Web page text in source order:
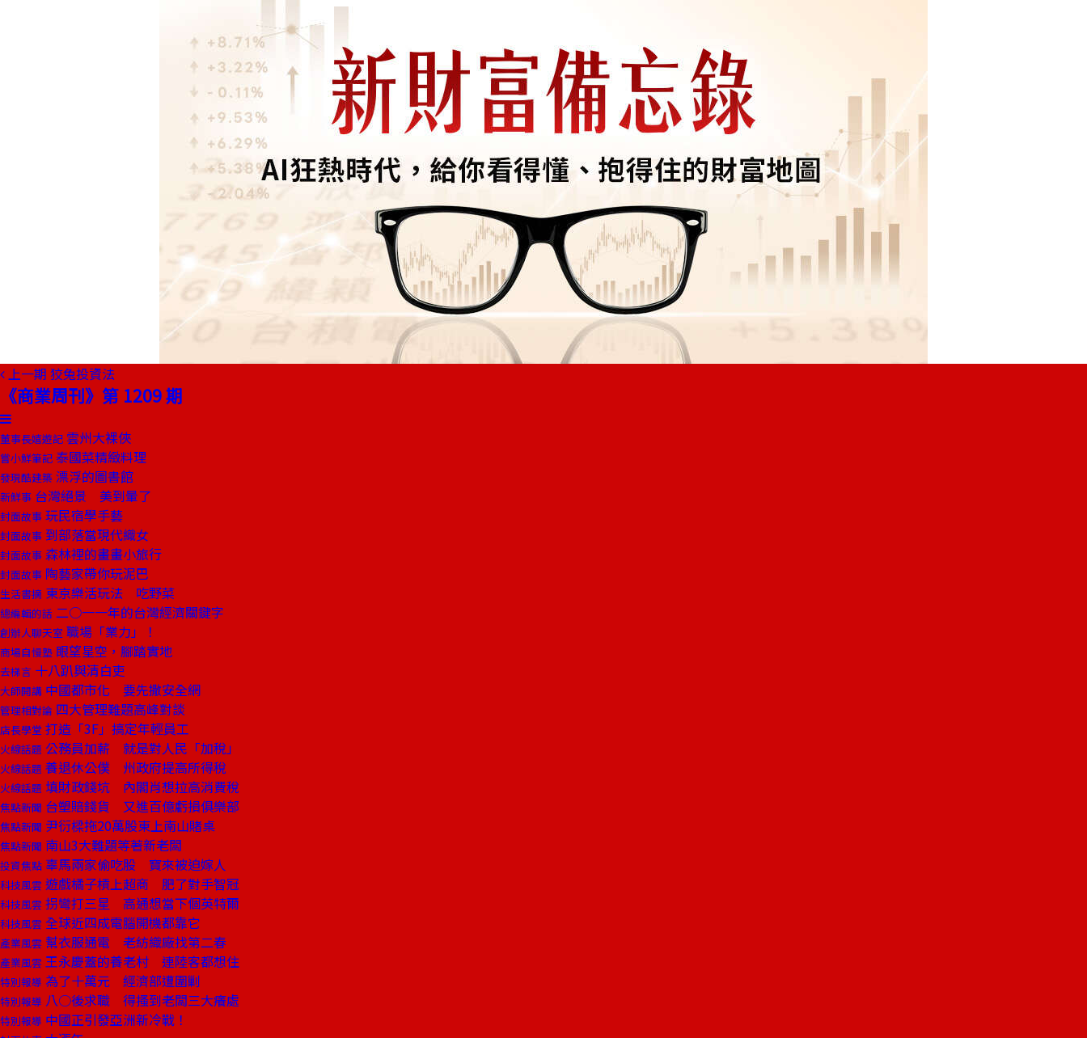
上一期 狡兔投資法
《商業周刊》第 1209 期
董事長嬉遊記 雲州大裸俠
嘗小鮮筆記 泰國菜精緻料理
發現酷建築 漂浮的圖書館
新鮮事 台灣絕景 美到暈了
封面故事 玩民宿學手藝
封面故事 到部落當現代織女
封面故事 森林裡的畫畫小旅行
封面故事 陶藝家帶你玩泥巴
生活書摘 東京樂活玩法 吃野菜
總編輯的話 二○一一年的台灣經濟關鍵字
創辦人聊天室 職場「業力」！
商場自慢塾 眼望星空，腳踏實地
去梯言 十八趴與清白吏
大師開講 中國都市化 要先撒安全網
管理相對論 四大管理難題高峰對談
店長學堂 打造「3F」搞定年輕員工
火線話題 公務員加薪 就是對人民「加稅」
火線話題 養退休公僕 州政府提高所得稅
火線話題 填財政錢坑 內閣肖想拉高消費稅
焦點新聞 台塑賠錢貨 又進百億虧損俱樂部
焦點新聞 尹衍樑拖20萬股東上南山賭桌
焦點新聞 南山3大難題等著新老闆
投資焦點 辜馬兩家偷吃股 寶來被迫嫁人
科技風雲 遊戲橘子槓上超商 肥了對手智冠
科技風雲 拐彎打三星 高通想當下個英特爾
科技風雲 全球近四成電腦開機都靠它
產業風雲 幫衣服通電 老紡織廠找第二春
產業風雲 王永慶蓋的養老村 連陸客都想住
特別報導 為了十萬元 經濟部遭圍剿
特別報導 八○後求職 得搔到老闆三大癢處
特別報導 中國正引發亞洲新冷戰！